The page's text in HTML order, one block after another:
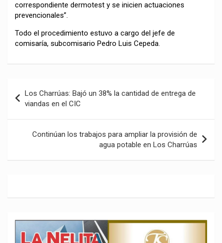
correspondiente dermotest y se inicien actuaciones
prevencionales”.
Todo el procedimiento estuvo a cargo del jefe de
comisaría, subcomisario Pedro Luis Cepeda.
de
entradas
Los Charrúas: Bajó un 38% la cantidad de entrega de
viandas en el CIC
Continúan los trabajos para ampliar la provisión de
agua potable en Los Charrúas